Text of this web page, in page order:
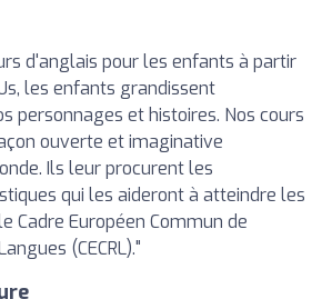
d'anglais pour les enfants à partir
les enfants grandissent
personnages et histoires. Nos cours
ouverte et imaginative
Ils leur procurent les
qui les aideront à atteindre les
Cadre Européen Commun de
(CECRL)."